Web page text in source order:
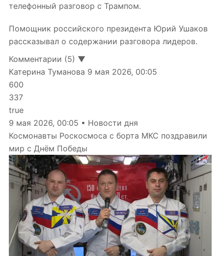
телефонный разговор с Трампом.
Помощник российского президента Юрий Ушаков
рассказывал о содержании разговора лидеров.
Комментарии (5) ▼
Катерина Туманова 9 мая 2026, 00:05
600
337
true
9 мая 2026, 00:05 • Новости дня
Космонавты Роскосмоса с борта МКС поздравили
мир с Днём Победы